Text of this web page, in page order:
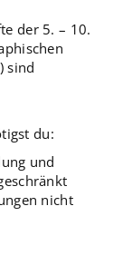
der 5. – 10.
sind
du:
und
nicht